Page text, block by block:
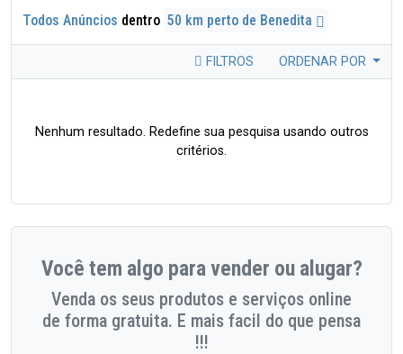
Todos Anúncios dentro 50 km perto de Benedita
FILTROS ORDENAR POR
Nenhum resultado. Redefine sua pesquisa usando outros
critérios.
Você tem algo para vender ou alugar?
Venda os seus produtos e serviços online
de forma gratuita. E mais facil do que pensa
!!!